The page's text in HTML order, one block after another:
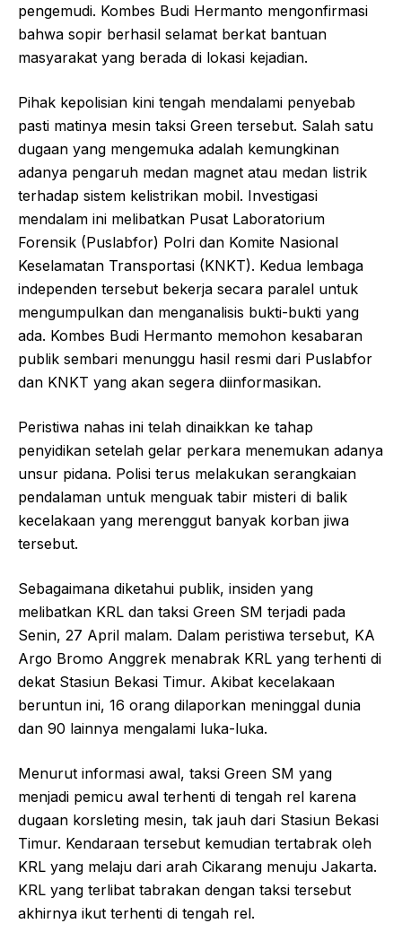
pengemudi. Kombes Budi Hermanto mengonfirmasi
bahwa sopir berhasil selamat berkat bantuan
masyarakat yang berada di lokasi kejadian.
Pihak kepolisian kini tengah mendalami penyebab
pasti matinya mesin taksi Green tersebut. Salah satu
dugaan yang mengemuka adalah kemungkinan
adanya pengaruh medan magnet atau medan listrik
terhadap sistem kelistrikan mobil. Investigasi
mendalam ini melibatkan Pusat Laboratorium
Forensik (Puslabfor) Polri dan Komite Nasional
Keselamatan Transportasi (KNKT). Kedua lembaga
independen tersebut bekerja secara paralel untuk
mengumpulkan dan menganalisis bukti-bukti yang
ada. Kombes Budi Hermanto memohon kesabaran
publik sembari menunggu hasil resmi dari Puslabfor
dan KNKT yang akan segera diinformasikan.
Peristiwa nahas ini telah dinaikkan ke tahap
penyidikan setelah gelar perkara menemukan adanya
unsur pidana. Polisi terus melakukan serangkaian
pendalaman untuk menguak tabir misteri di balik
kecelakaan yang merenggut banyak korban jiwa
tersebut.
Sebagaimana diketahui publik, insiden yang
melibatkan KRL dan taksi Green SM terjadi pada
Senin, 27 April malam. Dalam peristiwa tersebut, KA
Argo Bromo Anggrek menabrak KRL yang terhenti di
dekat Stasiun Bekasi Timur. Akibat kecelakaan
beruntun ini, 16 orang dilaporkan meninggal dunia
dan 90 lainnya mengalami luka-luka.
Menurut informasi awal, taksi Green SM yang
menjadi pemicu awal terhenti di tengah rel karena
dugaan korsleting mesin, tak jauh dari Stasiun Bekasi
Timur. Kendaraan tersebut kemudian tertabrak oleh
KRL yang melaju dari arah Cikarang menuju Jakarta.
KRL yang terlibat tabrakan dengan taksi tersebut
akhirnya ikut terhenti di tengah rel.